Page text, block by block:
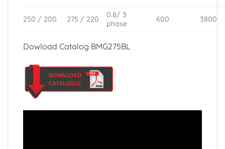
250 / 200 275 / 220
0.8/ 3
phase
600 3800
Dowload Catalog BMG275BL